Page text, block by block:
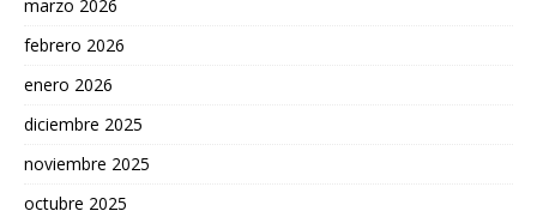
marzo 2026
febrero 2026
enero 2026
diciembre 2025
noviembre 2025
octubre 2025